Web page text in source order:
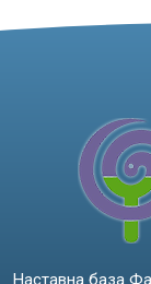
Наставна база